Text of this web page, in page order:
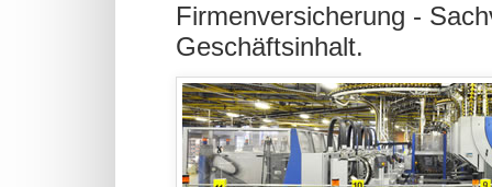
Firmenversicherung -
Geschäftsinhalt.